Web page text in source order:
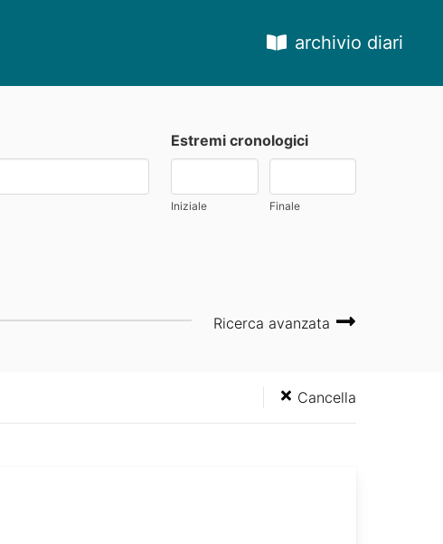
archivio diari
Estremi cronologici
Iniziale Finale
Ricerca avanzata
Cancella